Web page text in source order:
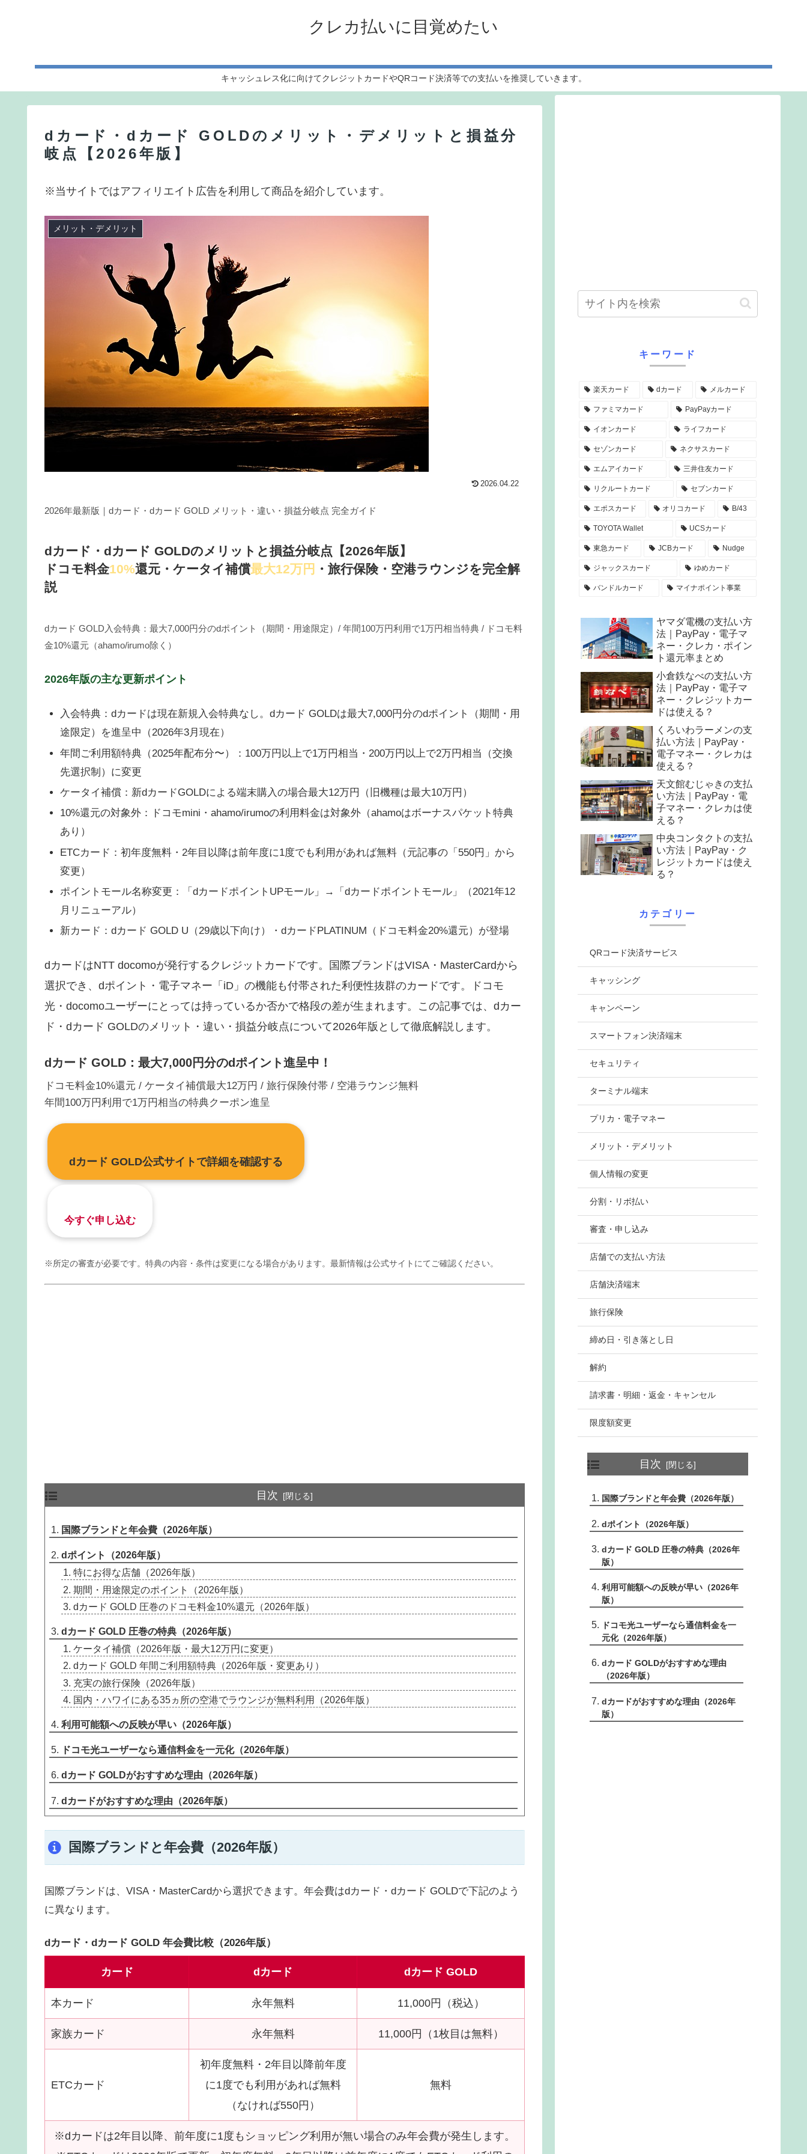
クレカ払いに目覚めたい
キャッシュレス化に向けてクレジットカードやQRコード決済等での支払いを推奨していきます。
dカード・dカード GOLDのメリット・デメリットと損益分
岐点【2026年版】
※当サイトではアフィリエイト広告を利用して商品を紹介しています。
メリット・デメリット
2026.04.22
2026年最新版｜dカード・dカード GOLD メリット・違い・損益分岐点 完全ガイド
dカード・dカード GOLDのメリットと損益分岐点【2026年版】
ドコモ料金10%還元・ケータイ補償最大12万円 ・旅行保険・空港ラウンジを完全解
説
dカード GOLD入会特典：最大7,000円分のdポイント（期間・用途限定）/ 年間100万円利用で1万円相当特典 / ドコモ料
金10%還元（ahamo/irumo除く）
2026年版の主な更新ポイント
入会特典：dカードは現在新規入会特典なし。dカード GOLDは最大7,000円分のdポイント
（期間・用
途限定）を進呈中（2026年3月現在）
年間ご利用額特典（2025年配布分〜）： 100万円以上で1万円相当・200万円以上で2万円相当
（交換
先選択制）に変更
ケータイ補償：新dカードGOLDによる端末購入の場合最大12万円
（旧機種は最大10万円）
10%還元の対象外：
ドコモmini・ahamo/irumoの利用料金は対象外 （ahamoはボーナスパケット特典
あり）
ETCカード：初年度無料・2年目以降は前年度に1度でも利用があれば無料 （元記事の「550円」から
変更）
ポイントモール名称変更：「dカードポイントUPモール」→「dカードポイントモール 」（2021年12
月リニューアル）
新カード：dカード GOLD U（29歳以下向け）・dカードPLATINUM（ドコモ料金20%還元） が登場
dカードはNTT docomoが発行するクレジットカードです。国際ブランドはVISA・MasterCardから
選択でき、dポイント・電子マネー「iD」の機能も付帯された利便性抜群のカードです。ドコモ
光・docomoユーザーにとっては持っているか否かで格段の差が生まれます。この記事では、dカー
ド・dカード GOLDのメリット・違い・損益分岐点について2026年版として徹底解説します。
dカード GOLD：最大7,000円分のdポイント進呈中！
ドコモ料金10%還元 / ケータイ補償最大12万円 / 旅行保険付帯 / 空港ラウンジ無料
年間100万円利用で1万円相当の特典クーポン進呈
dカード GOLD公式サイトで詳細を確認する
今すぐ申し込む
※所定の審査が必要です。特典の内容・条件は変更になる場合があります。最新情報は公式サイトにてご確認ください。
目次
国際ブランドと年会費（2026年版）
dポイント（2026年版）
特にお得な店舗（2026年版）
期間・用途限定のポイント（2026年版）
dカード GOLD 圧巻のドコモ料金10%還元（2026年版）
dカード GOLD 圧巻の特典（2026年版）
ケータイ補償（2026年版・最大12万円に変更）
dカード GOLD 年間ご利用額特典（2026年版・変更あり）
充実の旅行保険（2026年版）
国内・ハワイにある35ヵ所の空港でラウンジが無料利用（2026年版）
利用可能額への反映が早い（2026年版）
ドコモ光ユーザーなら通信料金を一元化（2026年版）
dカード GOLDがおすすめな理由（2026年版）
dカードがおすすめな理由（2026年版）
国際ブランドと年会費（2026年版）
国際ブランドは、VISA・MasterCardから選択できます。年会費はdカード・dカード GOLDで下記のよう
に異なります。
dカード・dカード GOLD 年会費比較（2026年版）
カード dカード dカード GOLD
本カード 永年無料 11,000円（税込）
家族カード 永年無料 11,000円（1枚目は無料）
ETCカード
初年度無料・2年目以降前年度
に1度でも利用があれば無料
（なければ550円）
無料
※dカードは2年目以降、前年度に1度もショッピング利用が無い場合のみ年会費が発生します。
キーワード
楽天カード dカード メルカード
ファミマカード PayPayカード
イオンカード ライフカード
セゾンカード ネクサスカード
エムアイカード 三井住友カード
リクルートカード セブンカード
エポスカード オリコカード B/43
TOYOTA Wallet UCSカード
東急カード JCBカード Nudge
ジャックスカード ゆめカード
バンドルカード マイナポイント事業
ヤマダ電機の支払い方
法｜PayPay・電子マ
ネー・クレカ・ポイン
ト還元率まとめ
小倉鉄なべの支払い方
法｜PayPay・電子マ
ネー・クレジットカー
ドは使える？
くろいわラーメンの支
払い方法｜PayPay・
電子マネー・クレカは
使える？
天文館むじゃきの支払
い方法｜PayPay・電
子マネー・クレカは使
える？
中央コンタクトの支払
い方法｜PayPay・ク
レジットカードは使え
る？
カテゴリー
QRコード決済サービス
キャッシング
キャンペーン
スマートフォン決済端末
セキュリティ
ターミナル端末
プリカ・電子マネー
メリット・デメリット
個人情報の変更
分割・リボ払い
審査・申し込み
店舗での支払い方法
店舗決済端末
旅行保険
締め日・引き落とし日
解約
請求書・明細・返金・キャンセル
限度額変更
目次
国際ブランドと年会費（2026年版）
dポイント（2026年版）
dカード GOLD 圧巻の特典（2026年
版）
利用可能額への反映が早い（2026年
版）
ドコモ光ユーザーなら通信料金を一
元化（2026年版）
dカード GOLDがおすすめな理由
（2026年版）
dカードがおすすめな理由（2026年
版）